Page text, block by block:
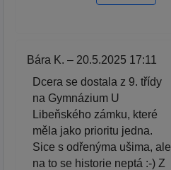
Bára K. – 20.5.2025 17:11
Dcera se dostala z 9. třídy
na Gymnázium U
Libeňského zámku, které
měla jako prioritu jedna.
Sice s odřenýma ušima, ale
na to se historie neptá :-) Z